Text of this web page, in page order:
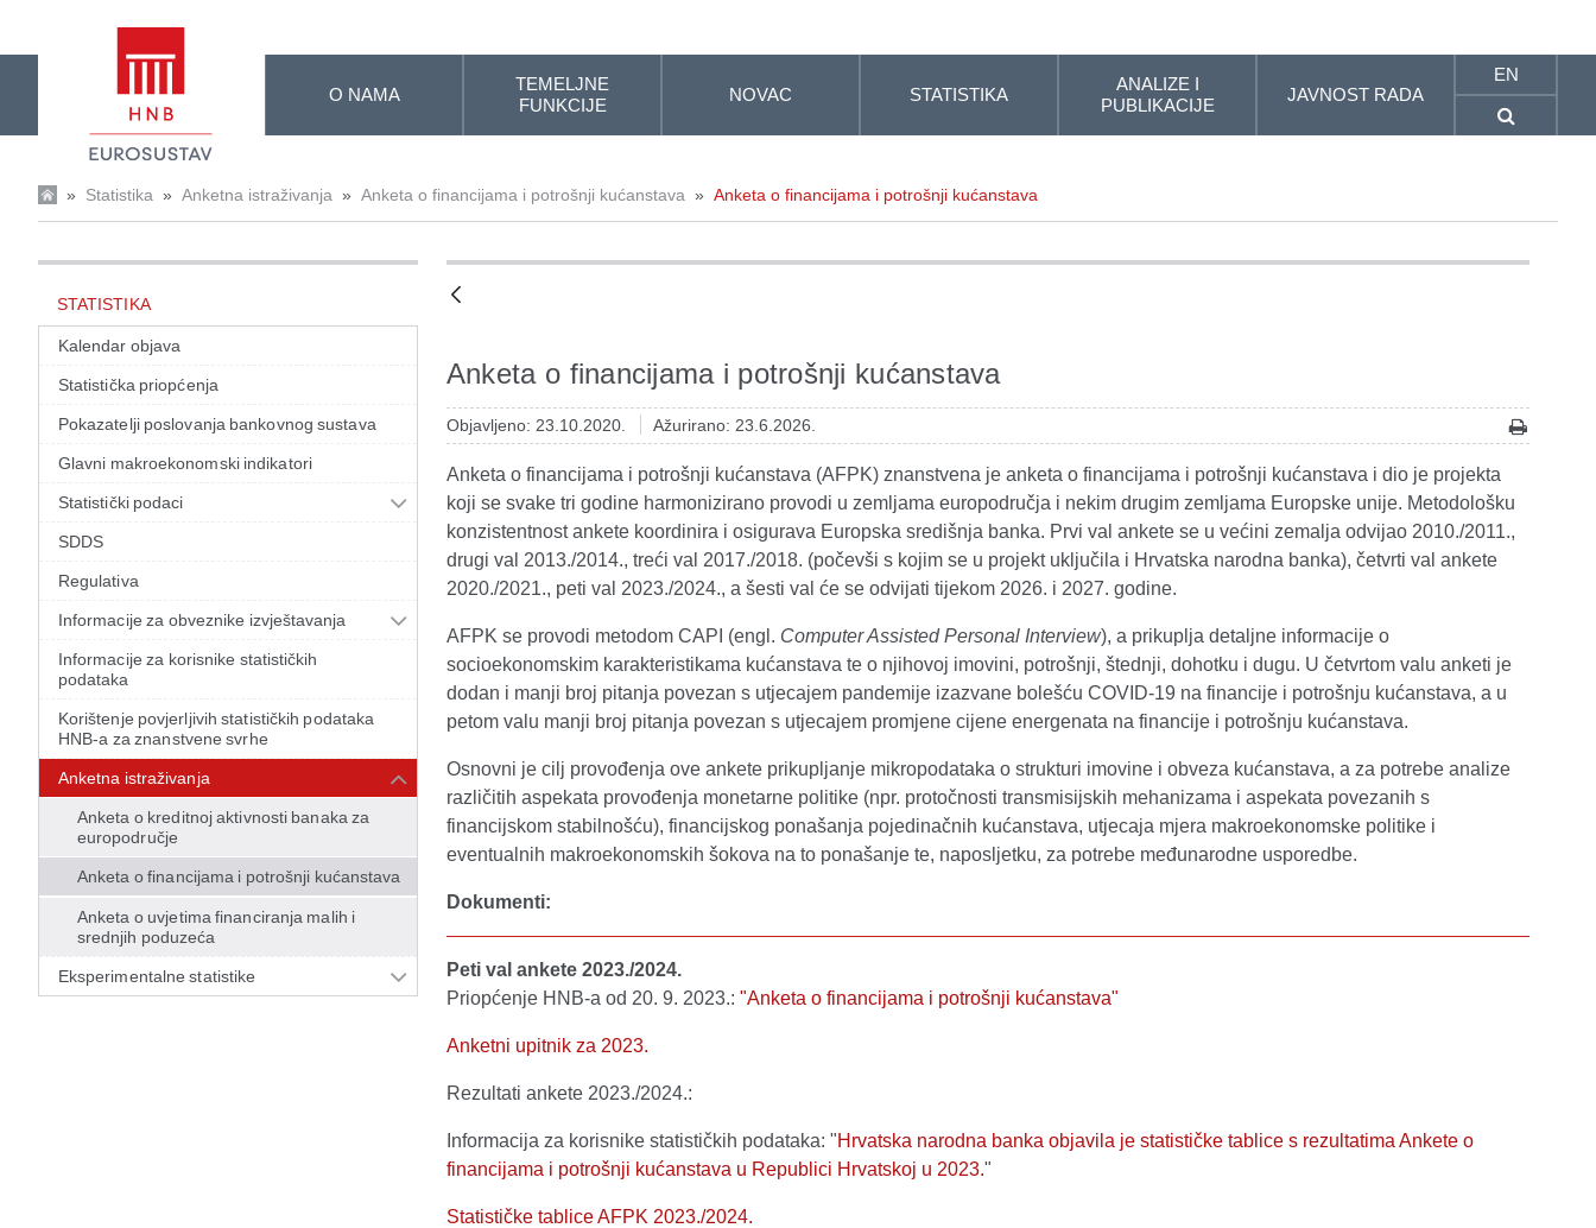
O NAMA
TEMELJNE
FUNKCIJE
NOVAC STATISTIKA
ANALIZE I
PUBLIKACIJE
JAVNOST RADA
EN
» Statistika » Anketna istraživanja » Anketa o financijama i potrošnji kućanstava » Anketa o financijama i potrošnji kućanstava
STATISTIKA
Kalendar objava
Statistička priopćenja
Pokazatelji poslovanja bankovnog sustava
Glavni makroekonomski indikatori
Statistički podaci
SDDS
Regulativa
Informacije za obveznike izvještavanja
Informacije za korisnike statističkih
podataka
Korištenje povjerljivih statističkih podataka
HNB-a za znanstvene svrhe
Anketna istraživanja
Anketa o kreditnoj aktivnosti banaka za
europodručje
Anketa o financijama i potrošnji kućanstava
Anketa o uvjetima financiranja malih i
srednjih poduzeća
Eksperimentalne statistike
Anketa o financijama i potrošnji kućanstava
Objavljeno: 23.10.2020. Ažurirano: 23.6.2026.
Anketa o financijama i potrošnji kućanstava (AFPK) znanstvena je anketa o financijama i potrošnji kućanstava i dio je projekta
koji se svake tri godine harmonizirano provodi u zemljama europodručja i nekim drugim zemljama Europske unije. Metodološku
konzistentnost ankete koordinira i osigurava Europska središnja banka. Prvi val ankete se u većini zemalja odvijao 2010./2011.,
drugi val 2013./2014., treći val 2017./2018. (počevši s kojim se u projekt uključila i Hrvatska narodna banka), četvrti val ankete
2020./2021., peti val 2023./2024., a šesti val će se odvijati tijekom 2026. i 2027. godine.
AFPK se provodi metodom CAPI (engl. Computer Assisted Personal Interview), a prikuplja detaljne informacije o
socioekonomskim karakteristikama kućanstava te o njihovoj imovini, potrošnji, štednji, dohotku i dugu. U četvrtom valu anketi je
dodan i manji broj pitanja povezan s utjecajem pandemije izazvane bolešću COVID-19 na financije i potrošnju kućanstava, a u
petom valu manji broj pitanja povezan s utjecajem promjene cijene energenata na financije i potrošnju kućanstava.
Osnovni je cilj provođenja ove ankete prikupljanje mikropodataka o strukturi imovine i obveza kućanstava, a za potrebe analize
različitih aspekata provođenja monetarne politike (npr. protočnosti transmisijskih mehanizama i aspekata povezanih s
financijskom stabilnošću), financijskog ponašanja pojedinačnih kućanstava, utjecaja mjera makroekonomske politike i
eventualnih makroekonomskih šokova na to ponašanje te, naposljetku, za potrebe međunarodne usporedbe.
Dokumenti:
Peti val ankete 2023./2024.
Priopćenje HNB-a od 20. 9. 2023.: "Anketa o financijama i potrošnji kućanstava"
Anketni upitnik za 2023.
Rezultati ankete 2023./2024.:
Informacija za korisnike statističkih podataka: "Hrvatska narodna banka objavila je statističke tablice s rezultatima Ankete o
financijama i potrošnji kućanstava u Republici Hrvatskoj u 2023."
Statističke tablice AFPK 2023./2024.